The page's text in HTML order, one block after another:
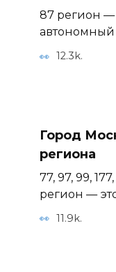
87 регион —
автономный
12.3k.
Город
региона
77, 97, 99,
регион —
11.9k.